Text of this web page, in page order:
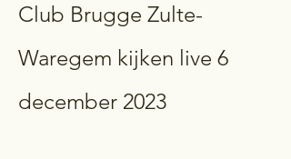
Club Brugge Zulte-
Waregem kijken live 6
december 2023